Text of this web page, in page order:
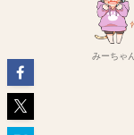
みーちゃん